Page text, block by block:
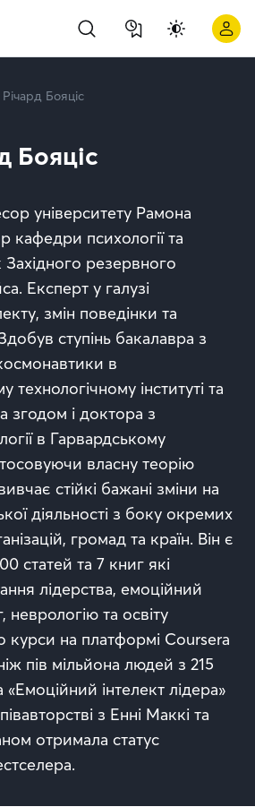
Річард Бояціс
Бояціс
університету Рамона
кафедри психології та
Західного резервного
Експерт у галузі
змін поведінки та
ступінь бакалавра з
в
технологічному інституті та
а згодом і доктора з
в Гарвардському
власну теорію
стійкі бажані зміни на
діяльності з боку окремих
громад та країн. Він є
статей та 7 книг які
лідерства, емоційний
неврологію та освіту
курси на платформі Coursera
пів мільйона людей з 215
«Емоційний інтелект лідера»
з Енні Маккі та
отримала статус